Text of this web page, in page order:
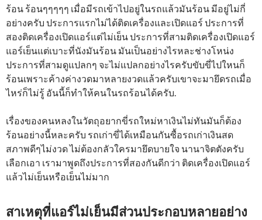
ร้อน ร้อนๆๆๆๆๆ เมื่อมีรถเข้าไปอยู่ในรถแล้วมันร้อน มีอยู่ไม่กี่
อย่างครับ ประการแรกไม่ได้ติดเครื่องและเปิดแอร์ ประการที่
สองติดเครื่องเปิดแอร์แต่ไม่เย็น ประการที่สามติดเครื่องเปิดแอร์
แอร์เย็นแต่เบาะที่นังมันร้อน มันเป็นอย่างไรหละช่างโหน่ง
ประการที่สามดูแปลกๆ จะไม่แปลกอย่างไรครับขับขี่ไปใหนก็
ร้อนเพราะค้างค่างวดมาหลายงวดแล้วครับเขาจะมายึดรถเมื่อ
ไหร่ก็ไม่รู้ อันนี้ก็ทำให้คนในรถร้อนได้ครับ.
เรื่องของคนหลงในวัตถุอยากขี่รถใหม่หาเงินไม่ทันมันก็ต้อง
ร้อนอย่างนี้หละครับ รถเก่าขี่ได้เหมือนกันซื้อรถเก่าเงินสด
สภาพดีๆไม่งวด ไม่ต้องกลัวใครมายึดบายใจ นานาจิตตังครับ
เลือกเอา เรามาพูดถึงประการที่สองกันดีกว่า ติดเครื่องเปิดแอร์
แล้วไม่เย็นหรือเย็นไม่มาก
สาเหตุที่แอร์ไม่เย็นมีส่วนประกอบหลายอย่าง